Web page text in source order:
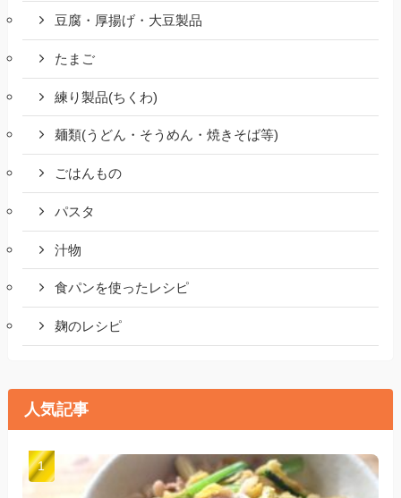
豆腐・厚揚げ・大豆製品
たまご
練り製品(ちくわ)
麺類(うどん・そうめん・焼きそば等)
ごはんもの
パスタ
汁物
食パンを使ったレシピ
麹のレシピ
人気記事